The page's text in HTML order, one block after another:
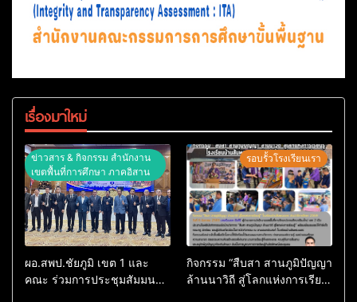
เรื่องมาใหม่
ข่าวสาร & กิจกรรม สำนักงาน
เขตพื้นที่การศึกษา ภาคอิสาน
ผอ.สพป.ชัยภูมิ เขต 1 และ
คณะ ร่วมการประชุมสัมมนา
รอบรั้วโรงเรียนเรา
กิจกรรม “สืบสา สานภูมิปัญญา
ล้านนาวิถี สู่โลกแห่งการเรียน